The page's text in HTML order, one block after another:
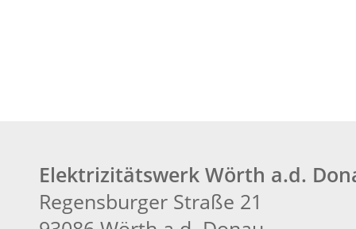
Elektrizitätswerk Wörth a.d.
Regensburger Straße 21